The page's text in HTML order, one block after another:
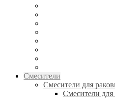
Смесители
Смесители для
Смесители